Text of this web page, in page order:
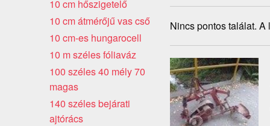
Nincs pontos találat.
10 cm hőszigetelő
10 cm átmérőjű vas cső
10 cm-es hungarocell
10 m széles fóliaváz
100 széles 40 mély 70
magas
140 széles bejárati
ajtórács